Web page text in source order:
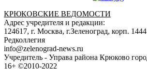
КРЮКОВСКИЕ ВЕДОМОСТИ
Адрес учредителя и редакции:
124617, г. Москва, г.Зеленоград, корп. 1444
Редколлегия
info@zelenograd-news.ru
Учредитель - Управа района Крюково
16+ ©2010-2022